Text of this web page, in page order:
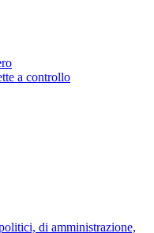
a controllo
di amministrazione,